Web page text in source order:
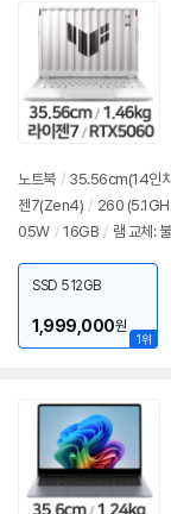
노트북 / 35.56cm(14인치
젠7(Zen4) / 260
05W / 16GB / 램 교체:
1위
SSD 512GB
1,999,000원